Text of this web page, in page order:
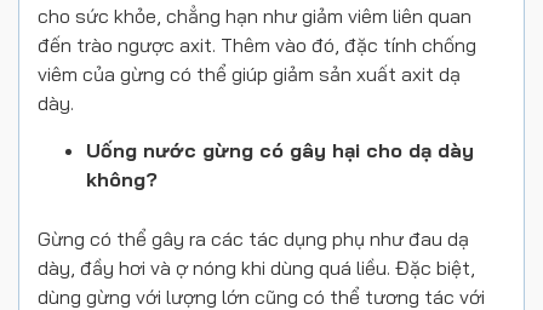
cho sức khỏe, chẳng hạn như giảm viêm liên quan
đến trào ngược axit. Thêm vào đó, đặc tính chống
viêm của gừng có thể giúp giảm sản xuất axit dạ
dày.
Uống nước gừng có gây hại cho dạ dày
không?
Gừng có thể gây ra các tác dụng phụ như đau dạ
dày, đầy hơi và ợ nóng khi dùng quá liều. Đặc biệt,
dùng gừng với lượng lớn cũng có thể tương tác với